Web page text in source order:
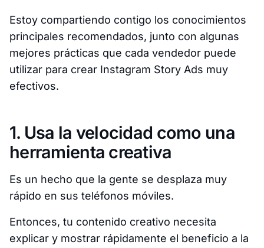
Estoy compartiendo contigo los conocimientos
principales recomendados, junto con algunas
mejores prácticas que cada vendedor puede
utilizar para crear Instagram Story Ads muy
efectivos.
1. Usa la velocidad como una
herramienta creativa
Es un hecho que la gente se desplaza muy
rápido en sus teléfonos móviles.
Entonces, tu contenido creativo necesita
explicar y mostrar rápidamente el beneficio a la